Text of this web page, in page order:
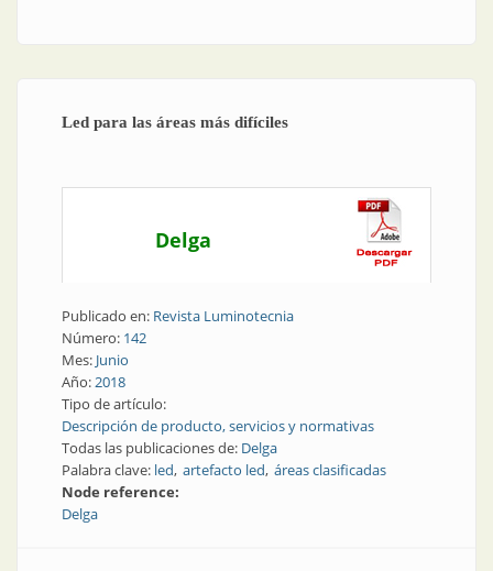
Led para las áreas más difíciles
Delga
Publicado en: Revista Luminotecnia
Número: 142
Mes: Junio
Año:2018
Tipo de artículo:
Descripción de producto, servicios y normativas
Todas las publicaciones de: Delga
Palabra clave: led artefacto led áreas clasificadas
Node reference:
Delga